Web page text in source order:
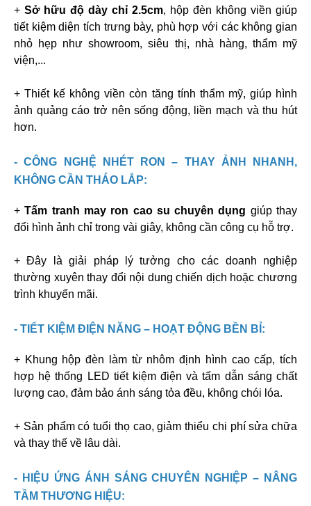
+ Sở hữu độ dày chỉ 2.5cm, hộp đèn không viền giúp
tiết kiệm diện tích trưng bày, phù hợp với các không gian
nhỏ hẹp như showroom, siêu thị, nhà hàng, thẩm mỹ
viện,...
+ Thiết kế không viền còn tăng tính thẩm mỹ, giúp hình
ảnh quảng cáo trở nên sống động, liền mạch và thu hút
hơn.
- CÔNG NGHỆ NHÉT RON – THAY ẢNH NHANH,
KHÔNG CẦN THÁO LẮP:
+Tấm tranh may ron cao su chuyên dụng giúp thay
đổi hình ảnh chỉ trong vài giây, không cần công cụ hỗ trợ.
+ Đây là giải pháp lý tưởng cho các doanh nghiệp
thường xuyên thay đổi nội dung chiến dịch hoặc chương
trình khuyến mãi.
- TIẾT KIỆM ĐIỆN NĂNG – HOẠT ĐỘNG BỀN BỈ:
+ Khung hộp đèn làm từ nhôm định hình cao cấp, tích
hợp hệ thống LED tiết kiệm điện và tấm dẫn sáng chất
lượng cao, đảm bảo ánh sáng tỏa đều, không chói lóa.
+ Sản phẩm có tuổi thọ cao, giảm thiểu chi phí sửa chữa
và thay thế về lâu dài.
- HIỆU ỨNG ÁNH SÁNG CHUYÊN NGHIỆP – NÂNG
TẦM THƯƠNG HIỆU: